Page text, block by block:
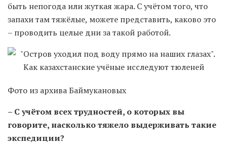
быть непогода или жуткая жара. С учётом того, что
запахи там тяжёлые, можете представить, каково это
– проводить целые дни за такой работой.
Фото из архива Баймукановых
– С учётом всех трудностей, о которых вы
говорите, насколько тяжело выдерживать такие
экспедиции?